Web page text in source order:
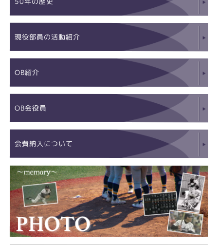
現役部員の活動紹介
OB紹介
OB会役員
会費納入について